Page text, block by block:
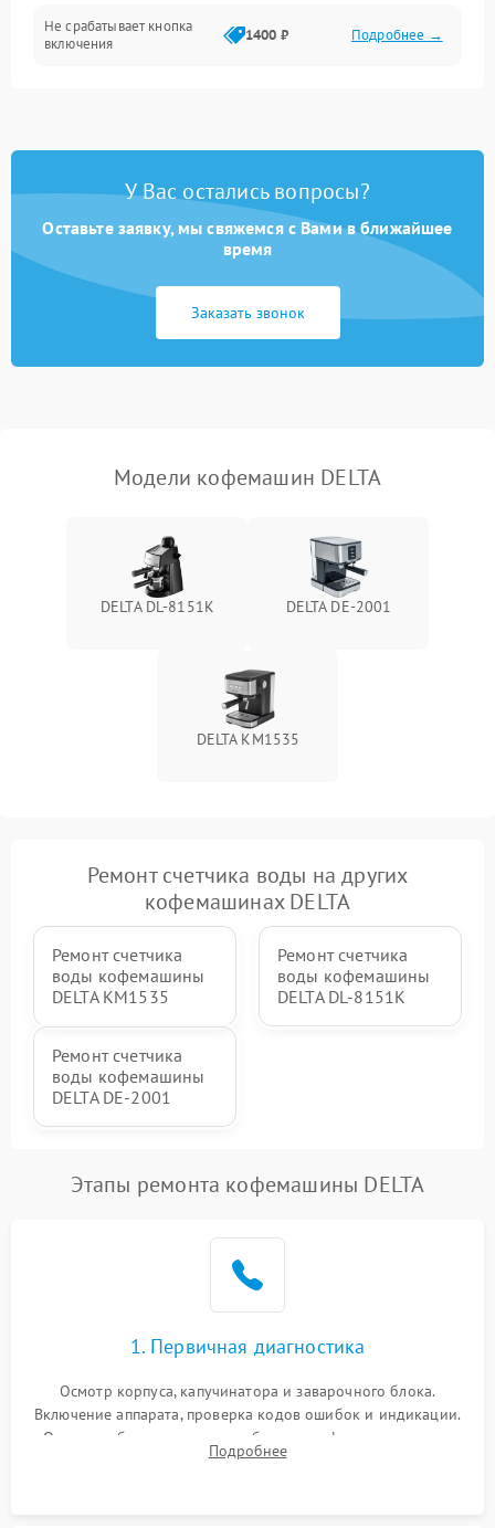
Не срабатывает кнопка
включения
1400 ₽ Подробнее →
Постоянные сбои в работе 1500 ₽ Подробнее →
У Вас остались вопросы?
Оставьте заявку, мы свяжемся с Вами в ближайшее
время
Заказать звонок
Модели кофемашин DELTA
DELTA DL-8151K DELTA DE-2001
DELTA KM1535
Ремонт счетчика воды на других
кофемашинах DELTA
Ремонт счетчика
воды кофемашины
DELTA KM1535
Ремонт счетчика
воды кофемашины
DELTA DL-8151K
Ремонт счетчика
воды кофемашины
DELTA DE-2001
Этапы ремонта кофемашины DELTA
1. Первичная диагностика
Осмотр корпуса, капучинатора и заварочного блока.
Включение аппарата, проверка кодов ошибок и индикации.
Оценка работы помпы, термоблока и кофемолки на слух.
Измерение температуры и давления воды для выявления
Подробнее